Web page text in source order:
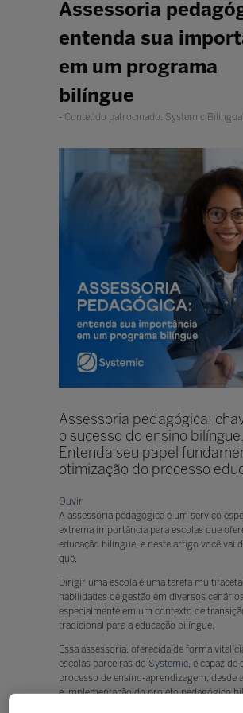
Assessoria
entenda sua
em um programa
bilíngue
Conteúdo patrocinado: Systemic Bilingual
Assessoria pedagógica:
o sucesso do ensino bilíngue.
Entenda seu papel
otimização do processo
Ouvir
A assessoria pedagógica é um serviço
extrema importância para escolas que
educação bilíngue, e neste artigo você vai
quê.
Dirigir uma escola é uma tarefa
habilidades de gestão em diversos
especialmente em um contexto de
tradicional para a educação bilíngue.
Essa assessoria, oferecida de forma
escolas parceiras do Systemic, é capaz de
processo de ensino-aprendizagem, desde
e implementação do projeto pedagógico